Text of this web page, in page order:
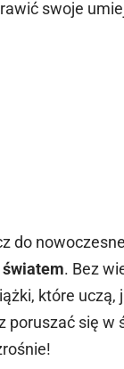
swoje
do
. Bez
które uczą,
poruszać się w